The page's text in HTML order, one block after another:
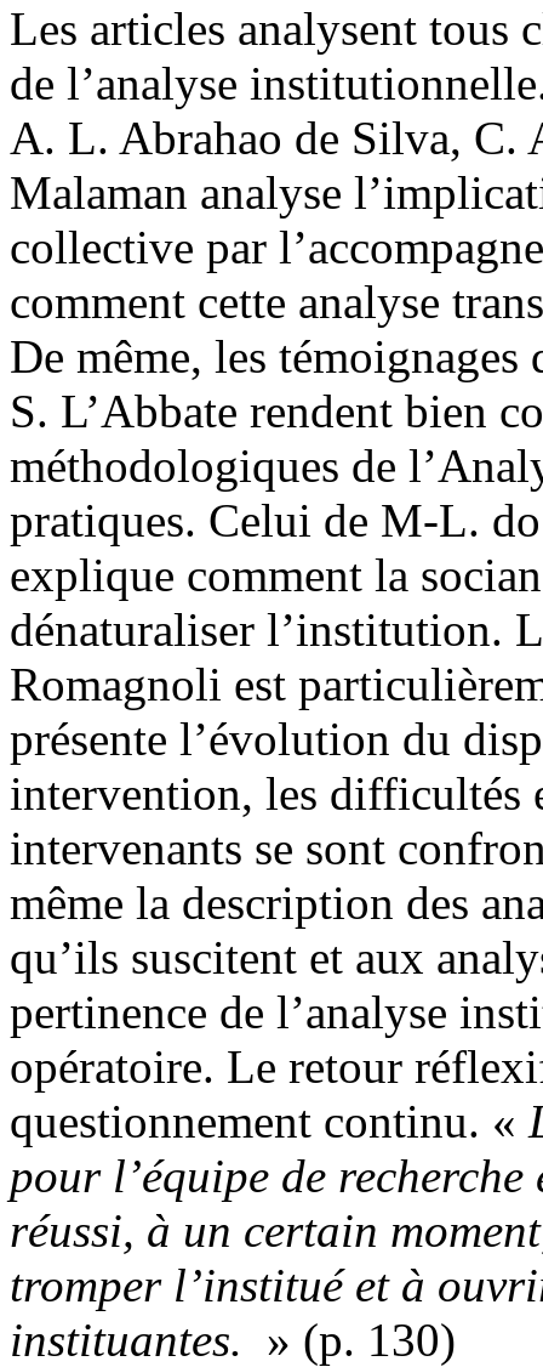
Les articles analysent tous
de l’analyse
A. L. Abrahao de Silva, C.
Malaman analyse
collective par
comment cette analyse
De même, les témoignages
S. L’Abbate rendent bien
méthodologiques de
pratiques. Celui de M-L.
explique comment la
dénaturaliser l’institution.
Romagnoli est
présente l’évolution du
intervention, les difficultés
intervenants se sont
même la description des
qu’ils suscitent et aux
pertinence de l’analyse
opératoire. Le retour
questionnement continu. «
pour l’équipe de
réussi, à un certain
tromper l’institué et à
instituantes. » (p. 130)